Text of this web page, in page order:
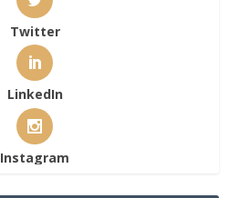
Twitter
LinkedIn
Instagram